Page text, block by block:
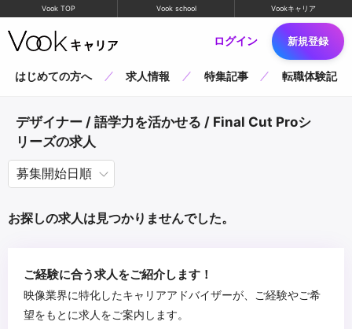
Vook TOP Vook school Vookキャリア
ログイン 新規登録
はじめての方へ 求人情報 特集記事 転職体験記
デザイナー / 語学力を活かせる / Final Cut Proシ
リーズの求人
お探しの求人は見つかりませんでした。
ご経験に合う求人をご紹介します！
映像業界に特化したキャリアアドバイザーが、ご経験やご希
望をもとに求人をご案内します。